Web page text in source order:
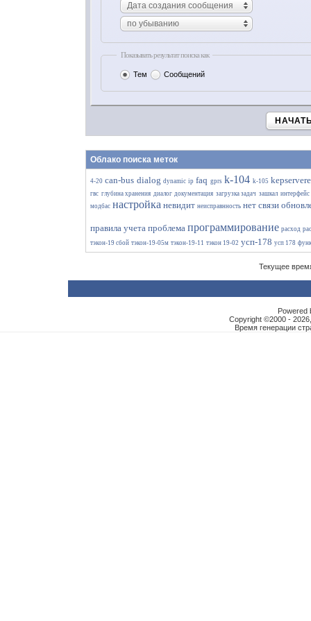
Дата создания сообщения
по убыванию
Показывать результат поиска как
Тем Сообщений
Облако поиска меток
4-20 can-bus dialog dynamic ip faq gprs k-104 k-105
гвс глубина хранения диалог документация загрузка задач зашкал интерфейс
модбас настройка невидит неисправнность нет связи
правила учета проблема программирование расход
тэкон-19 сбой тэкон-19-05м тэкон-19-11 тэкон 19-02 усп-178 усп 178
Текущее
Powered
Copyright ©2000 -
Время генерации